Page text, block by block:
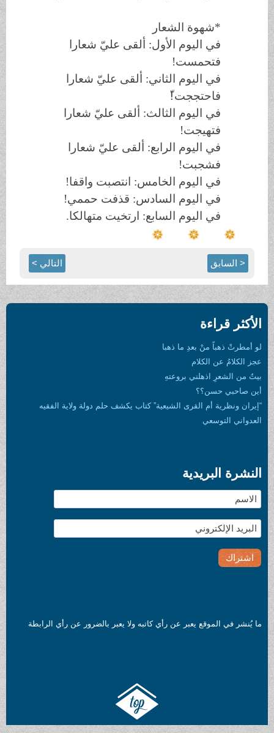
*شهوة الشعار
في اليوم الأول: ألقى عليّ شعارا
فتحمست!
في اليوم الثاني: ألقى عليّ شعارا
فاحتججت!ّ
في اليوم الثالث: ألقى عليّ شعارا
فتهيجت!
في اليوم الرابع: ألقى عليّ شعارا
فشجبت!
في اليوم الخامس: انتصبت واقفا!
في اليوم السادس: قذفت حممي!
في اليوم السابع: ارتخيت متهالكا.
< السابق التالي >
الأكثر قراءة
لو أمطرتْ ذهباً منْ بعدِ ما ذهبا
عجز الكلامُ عن الكلام
بيتٌ من الشعرِ اذهلني بروعتهِ
أين صاحبي حسن؟؟
“إيران ونظرية أم القرى الشيعية” كتاب يكشف حلم دولة ولاية الفقيه
العدواني التوسعي
النشرة البريدية
ما يُنشر في الموقع يعبر عن رأي كاتبه ولا يعبر بالضرور عن رأي الرابطة